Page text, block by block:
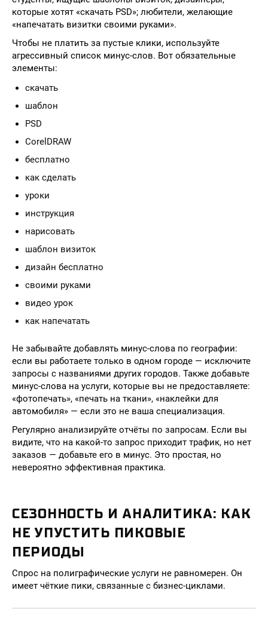
которые хотят «скачать PSD»; любители, желающие
«напечатать визитки своими руками».
Чтобы не платить за пустые клики, используйте
агрессивный список минус-слов. Вот обязательные
элементы:
скачать
шаблон
PSD
CorelDRAW
бесплатно
как сделать
уроки
инструкция
нарисовать
шаблон визиток
дизайн бесплатно
своими руками
видео урок
как напечатать
Не забывайте добавлять минус-слова по географии:
если вы работаете только в одном городе — исключите
запросы с названиями других городов. Также добавьте
минус-слова на услуги, которые вы не предоставляете:
«фотопечать», «печать на ткани», «наклейки для
автомобиля» — если это не ваша специализация.
Регулярно анализируйте отчёты по запросам. Если вы
видите, что на какой-то запрос приходит трафик, но нет
заказов — добавьте его в минус. Это простая, но
невероятно эффективная практика.
СЕЗОННОСТЬ И АНАЛИТИКА: КАК
НЕ УПУСТИТЬ ПИКОВЫЕ
ПЕРИОДЫ
Спрос на полиграфические услуги не равномерен. Он
имеет чёткие пики, связанные с бизнес-циклами.